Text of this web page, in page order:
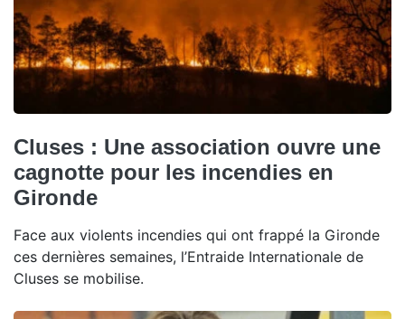
Cluses : Une association ouvre une
cagnotte pour les incendies en
Gironde
Face aux violents incendies qui ont frappé la Gironde
ces dernières semaines, l’Entraide Internationale de
Cluses se mobilise.